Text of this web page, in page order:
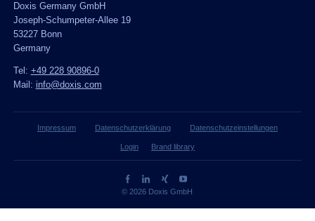
Doxis Germany GmbH
Joseph-Schumpeter-Allee 19
53227 Bonn
Germany
Tel: +49 228 90896-0
Mail: info@doxis.com
Impressum Datenschutzerklärung Datenschutzeinstellungen
Login Brand library
© 2026 Doxis GmbH